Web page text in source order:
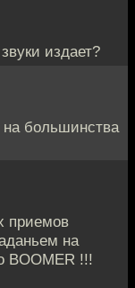
издает?
на большинства
приемов
на
BOOMER !!!